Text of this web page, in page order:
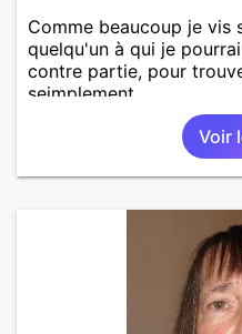
Comme beaucoup je vis
quelqu'un à qui je
contre partie, pour
seimplement.
Voir